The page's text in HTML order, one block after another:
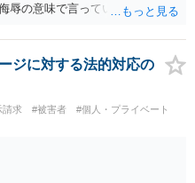
辱の意味で言っている点も加味
ジに対する法的対応の
請求 #被害者 #個人・プライベート